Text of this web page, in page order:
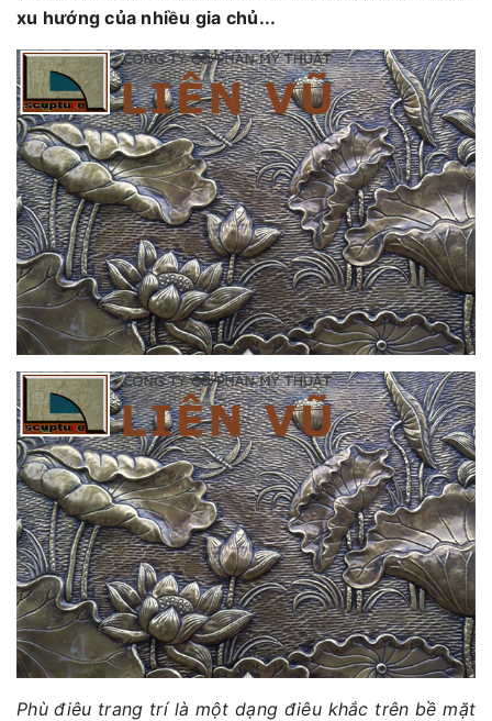
xu hướng của nhiều gia chủ...
Phù điêu trang trí là một dạng điêu khắc trên bề mặt